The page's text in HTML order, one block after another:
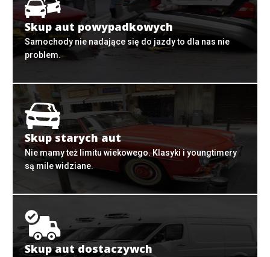
Skup aut powypadkowych
Samochody nie nadające się do jazdy to dla nas nie
problem.
Skup starych aut
Nie mamy też limitu wiekowego. Klasyki i youngtimery
są mile widziane.
Skup aut dostaczywch